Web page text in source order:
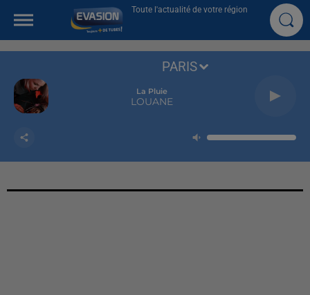
Toute l'actualité de votre région
La Pluie
LOUANE
PARIS